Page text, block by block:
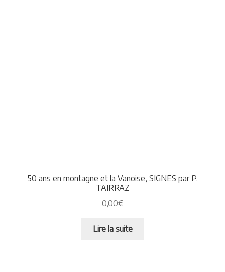
50 ans en montagne et la Vanoise, SIGNES par P.
TAIRRAZ
0,00€
Lire la suite